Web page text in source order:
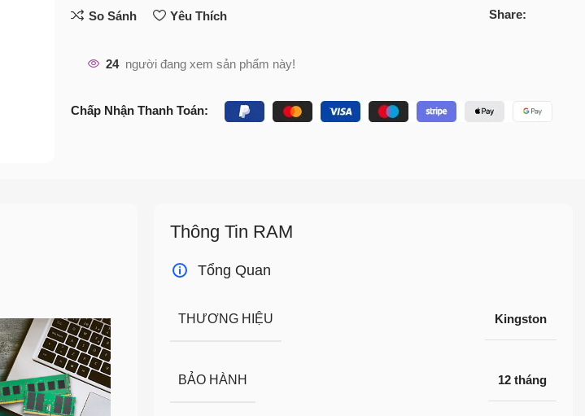
So Sánh Yêu Thích Share:
24 người đang xem sản phẩm này!
Chấp Nhận Thanh Toán:
Thông Tin RAM
Tổng Quan
THƯƠNG HIỆU Kingston
BẢO HÀNH 12 tháng